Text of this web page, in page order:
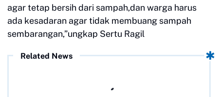
agar tetap bersih dari sampah,dan warga harus
ada kesadaran agar tidak membuang sampah
sembarangan,”ungkap Sertu Ragil
Related News